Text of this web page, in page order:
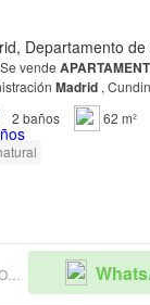
Departamento
vende
Madrid,
2 baños
62 m²
BROKERS INMOBILIARIOS LP - NEW DEAL